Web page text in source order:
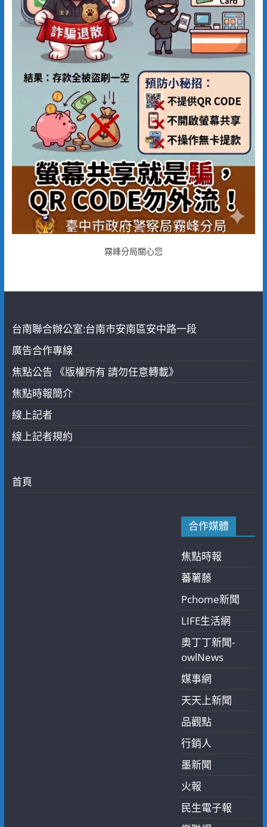
霧峰分局關心您
台南聯合辦公室:台南市安南區安中路一段
廣告合作專線
焦點公告 《版權所有 請勿任意轉載》
焦點時報簡介
線上記者
線上記者規約
首頁
合作媒體
焦點時報
蕃薯藤
Pchome新聞
LIFE生活網
奧丁丁新聞-
owlNews
媒事網
天天上新聞
品觀點
行銷人
墨新聞
火報
民生電子報